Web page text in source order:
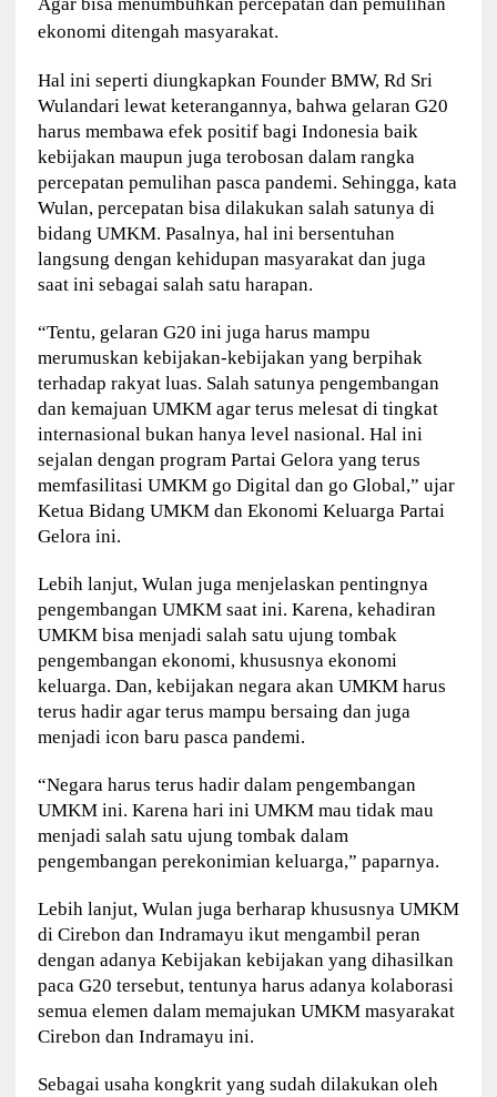
ekonomi ditengah masyarakat.
Hal ini seperti diungkapkan Founder BMW, Rd Sri
Wulandari lewat keterangannya, bahwa gelaran G20
harus membawa efek positif bagi Indonesia baik
kebijakan maupun juga terobosan dalam rangka
percepatan pemulihan pasca pandemi. Sehingga, kata
Wulan, percepatan bisa dilakukan salah satunya di
bidang UMKM. Pasalnya, hal ini bersentuhan
langsung dengan kehidupan masyarakat dan juga
saat ini sebagai salah satu harapan.
“Tentu, gelaran G20 ini juga harus mampu
merumuskan kebijakan-kebijakan yang berpihak
terhadap rakyat luas. Salah satunya pengembangan
dan kemajuan UMKM agar terus melesat di tingkat
internasional bukan hanya level nasional. Hal ini
sejalan dengan program Partai Gelora yang terus
memfasilitasi UMKM go Digital dan go Global,” ujar
Ketua Bidang UMKM dan Ekonomi Keluarga Partai
Gelora ini.
Lebih lanjut, Wulan juga menjelaskan pentingnya
pengembangan UMKM saat ini. Karena, kehadiran
UMKM bisa menjadi salah satu ujung tombak
pengembangan ekonomi, khususnya ekonomi
keluarga. Dan, kebijakan negara akan UMKM harus
terus hadir agar terus mampu bersaing dan juga
menjadi icon baru pasca pandemi.
“Negara harus terus hadir dalam pengembangan
UMKM ini. Karena hari ini UMKM mau tidak mau
menjadi salah satu ujung tombak dalam
pengembangan perekonimian keluarga,” paparnya.
Lebih lanjut, Wulan juga berharap khususnya UMKM
di Cirebon dan Indramayu ikut mengambil peran
dengan adanya Kebijakan kebijakan yang dihasilkan
paca G20 tersebut, tentunya harus adanya kolaborasi
semua elemen dalam memajukan UMKM masyarakat
Cirebon dan Indramayu ini.
Sebagai usaha kongkrit yang sudah dilakukan oleh